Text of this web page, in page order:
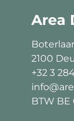
Area
2100
+32 3
BTW BE